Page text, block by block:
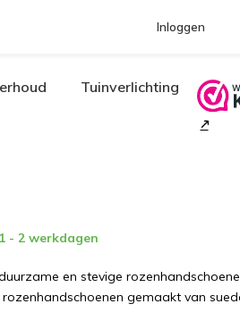
Inloggen
Tuinverlichting
- 2 werkdagen
en stevige
gemaakt van